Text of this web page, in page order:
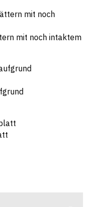
mit noch intaktem